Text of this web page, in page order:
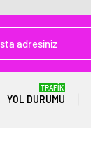
YOL DURUMU
TRAFİK